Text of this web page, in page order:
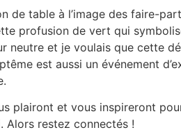
de table à l’image des faire-
profusion de vert qui
neutre et je voulais que cette
est aussi un événement
plairont et vous inspireront
Alors restez connectés !